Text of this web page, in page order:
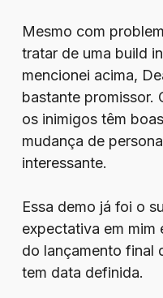
Mesmo com
tratar de uma build
mencionei acima,
bastante promissor.
os inimigos têm
mudança de
interessante.
Essa demo já foi o
expectativa em
do lançamento final
tem data definida.